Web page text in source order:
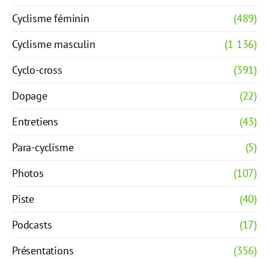
Cyclisme féminin
(489)
Cyclisme masculin
(1 136)
Cyclo-cross
(391)
Dopage
(22)
Entretiens
(43)
Para-cyclisme
(5)
Photos
(107)
Piste
(40)
Podcasts
(17)
Présentations
(356)